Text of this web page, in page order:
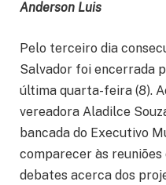
Anderson Luis
Pelo terceiro dia
Salvador foi encerrada
última quarta-feira (8).
vereadora Aladilce
bancada do Executivo
comparecer às reuniões
debates acerca dos